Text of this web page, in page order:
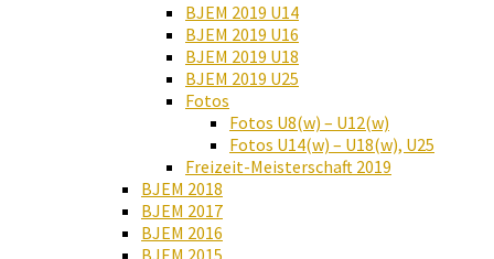
BJEM 2019 U14
BJEM 2019 U16
BJEM 2019 U18
BJEM 2019 U25
Fotos
Fotos U8(w) – U12(w)
Fotos U14(w) – U18(w), U25
Freizeit-Meisterschaft 2019
BJEM 2018
BJEM 2017
BJEM 2016
BJEM 2015